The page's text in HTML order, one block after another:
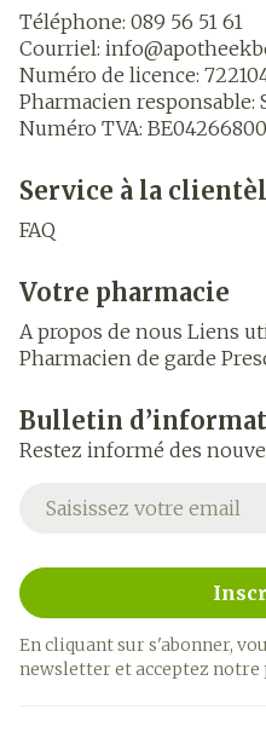
Téléphone: 089 56 51 61
Courriel: info@
Numéro de licence:
Pharmacien responsable:
Numéro TVA:
Service à la
FAQ
Votre pharmacie
A propos de nous Liens
Pharmacien de garde
Bulletin
Restez informé des
Adresse mail
En cliquant sur s'abonner,
newsletter et acceptez notre